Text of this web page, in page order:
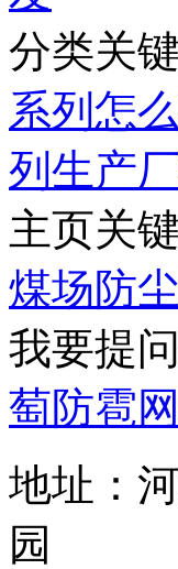
分类关
系列怎
列生产
主页关
煤场防
我要提
萄防雹
地址：
园